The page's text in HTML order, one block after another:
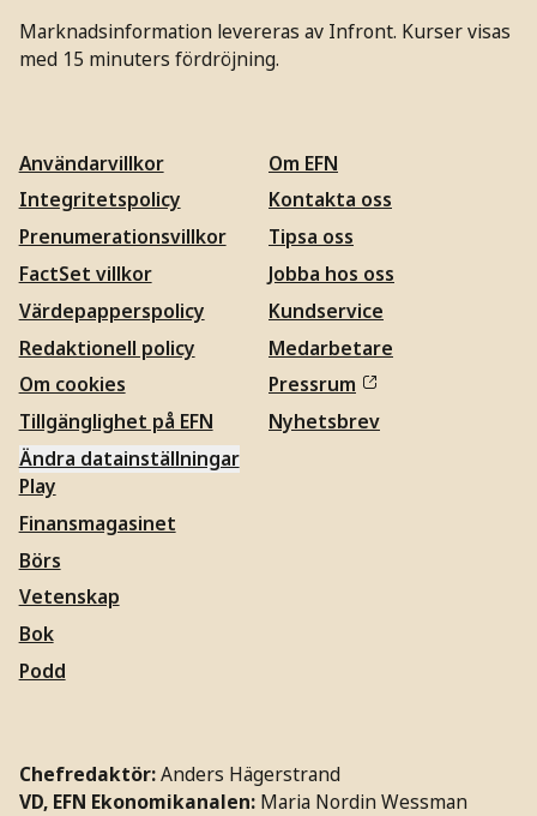
Marknadsinformation levereras av Infront. Kurser visas
med 15 minuters fördröjning.
Användarvillkor
Integritetspolicy
Prenumerationsvillkor
FactSet villkor
Värdepapperspolicy
Redaktionell policy
Om cookies
Tillgänglighet på EFN
Ändra datainställningar
Om EFN
Kontakta oss
Tipsa oss
Jobba hos oss
Kundservice
Medarbetare
Pressrum
Nyhetsbrev
Play
Finansmagasinet
Börs
Vetenskap
Bok
Podd
Chefredaktör:Anders Hägerstrand
VD, EFN Ekonomikanalen: Maria Nordin Wessman